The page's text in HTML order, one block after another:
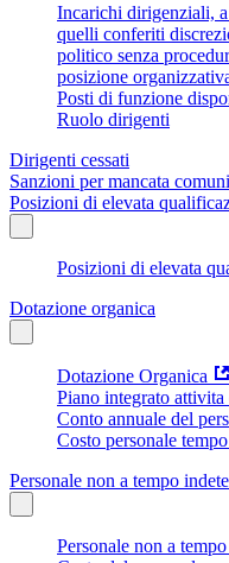
Incarichi dirigenziali,
quelli conferiti
politico senza
posizione
Posti di funzione
Ruolo dirigenti
Dirigenti cessati
Sanzioni per mancata
Posizioni di elevata
Posizioni di elevata
Dotazione organica
Dotazione Organica
Piano integrato
Conto annuale del
Costo personale
Personale non a tempo
Personale non a